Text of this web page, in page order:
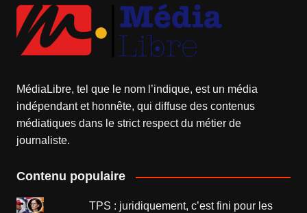
MédiaLibre, tel que le nom l’indique, est un média
indépendant et honnête, qui diffuse des contenus
médiatiques dans le strict respect du métier de
journaliste.
Contenu populaire
TPS : juridiquement, c’est fini pour les